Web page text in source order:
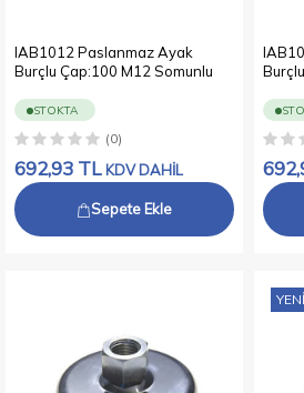
IAB1012 Paslanmaz Ayak
Burçlu Çap:100 M12 Somunlu
STOKTA
(0)
692,93 TL KDV DAHİL
Sepete Ekle
YENI